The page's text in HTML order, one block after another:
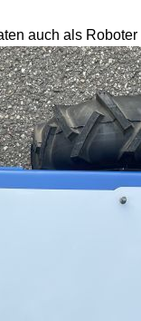
auch als Roboter